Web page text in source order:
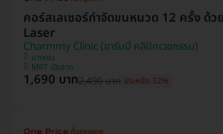
คอร์สเลเซอร์กำจัดขนหนวด 12 ครั้ง ด้ว
Laser
Charmmy Clinic (ชาร์มมี่ คลินิกเวชกรรม)
บางเขน
MRT มัยลาภ
1,690 บาท2,490 บาท ประหยัด 32%